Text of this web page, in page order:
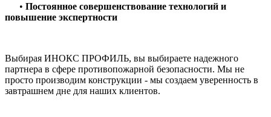
• Постоянное совершенствование технологий и
повышение экспертности
Выбирая ИНОКС ПРОФИЛЬ, вы выбираете надежного
партнера в сфере противопожарной безопасности. Мы не
просто производим конструкции - мы создаем уверенность в
завтрашнем дне для наших клиентов.